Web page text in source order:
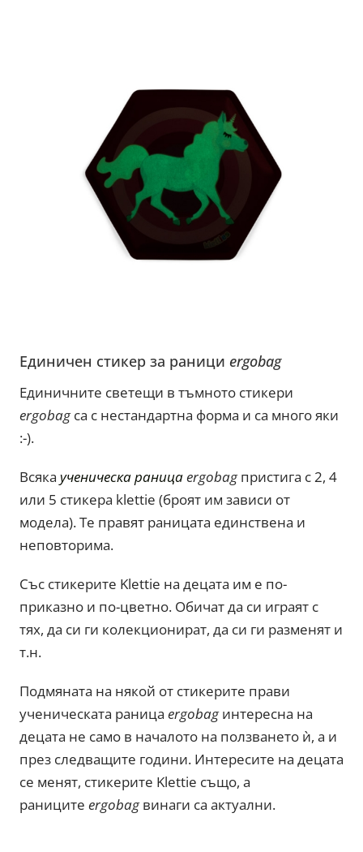
Единичен стикер за ранициergobag
Единичните светещи в тъмното стикери
ergobagса с нестандартна форма и са много яки
:-).
Всякаученическа раницаergobagпристига с 2, 4
или 5 стикера klettie (броят им зависи от
модела). Те правят раницата единствена и
неповторима.
Със стикерите Klettie на децата им е по-
приказно и по-цветно. Обичат да си играят с
тях, да си ги колекционират, да си ги разменят и
т.н.
Подмяната на някой от стикерите прави
ученическата раницаergobagинтересна на
децата не само в началото на ползването ѝ, а и
през следващите години. Интересите на децата
се менят, стикерите Klettie също, а
раницитеergobagвинаги са актуални.